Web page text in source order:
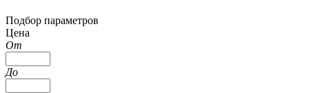
Подбор параметров
Цена
От
До